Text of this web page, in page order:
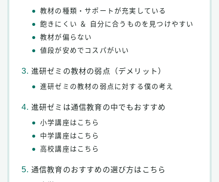
教材の種類・サポートが充実している
飽きにくい ＆ 自分に合うものを見つけやすい
教材が偏らない
値段が安めでコスパがいい
進研ゼミの教材の弱点（デメリット）
進研ゼミの教材の弱点に対する僕の考え
進研ゼミは通信教育の中でもおすすめ
小学講座はこちら
中学講座はこちら
高校講座はこちら
通信教育のおすすめの選び方はこちら